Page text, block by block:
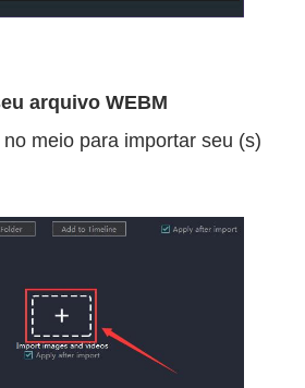
arquivo WEBM
no meio para importar seu (s)